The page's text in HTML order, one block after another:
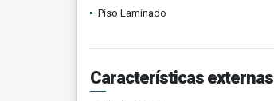
Piso Laminado
Características externas